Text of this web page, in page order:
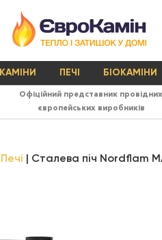
КАМІНИ ПЕЧІ БІОКАМІНИ
Офіційний представник провідних
європейських виробників
Печі Сталева піч Nordflam